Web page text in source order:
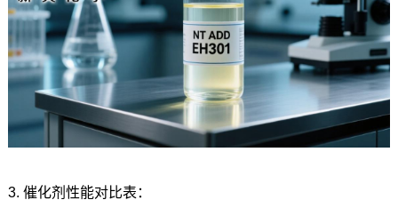
3. 催化剂性能对比表：